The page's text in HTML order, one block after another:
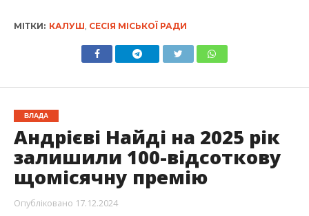
МІТКИ: КАЛУШ СЕСІЯ МІСЬКОЇ РАДИ
ВЛАДА
Андрієві Найді на 2025 рік
залишили 100-відсоткову
щомісячну премію
Опубліковано 17.12.2024